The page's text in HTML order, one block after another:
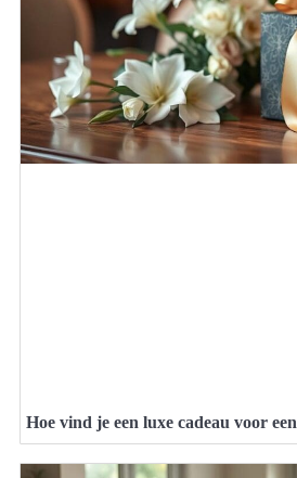
Hoe vind je een luxe cadeau voor